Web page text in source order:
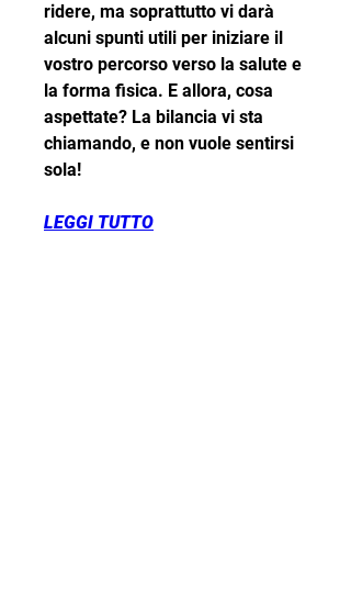
ridere, ma soprattutto vi darà
alcuni spunti utili per iniziare il
vostro percorso verso la salute e
la forma fisica. E allora, cosa
aspettate? La bilancia vi sta
chiamando, e non vuole sentirsi
sola!
LEGGI TUTTO